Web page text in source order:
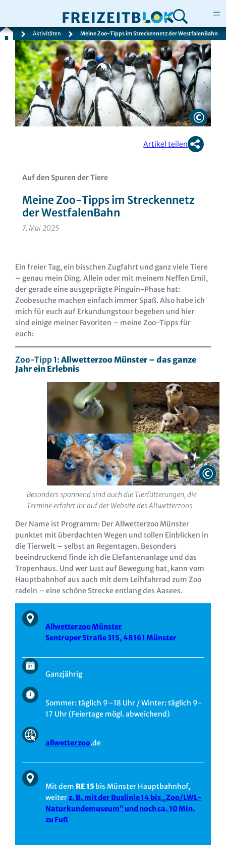
Zum
Inhalt
springen
Aktivitäten Meine Zoo-Tipps im Streckennetz der WestfalenBahn
Auf den Spuren der Tiere
Meine Zoo-Tipps im Streckennetz
der WestfalenBahn
7. Mai 2025
Artikel teilen
Ein freier Tag, ein bisschen Zugfahrt und ganz viele Tiere
– genau mein Ding. Allein oder mit meinem Neffen Emil,
der gerade eine ausgeprägte Pinguin-Phase hat:
Zoobesuche machen einfach immer Spaß. Also habe ich
mich für euch auf Erkundungstour begeben und hier
sind einige meiner Favoriten – meine Zoo-Tipps für
euch:
Zoo-Tipp 1:Allwetterzoo Münster – das ganze
Jahr ein Erlebnis
Besonders spannend sind auch die Tierfütterungen, die
Termine erfahrt ihr auf der Website des Allwetterzoos
Der Name ist Programm: Der Allwetterzoo Münster
punktet mit überdachten Wegen und tollen Einblicken in
die Tierwelt – selbst an Regentagen. Besonders
beeindruckend finde ich die Elefantenanlage und das
Tropenhaus. Und wer Lust auf Bewegung hat, kann vom
Hauptbahnhof aus auch mit dem Leihfahrrad zum Zoo
radeln – eine schöne Strecke entlang des Aasees.
Allwetterzoo Münster
Sentruper Straße 315, 48161 Münster
Ganzjährig
Sommer: täglich 9–18 Uhr / Winter: täglich 9-
17 Uhr (Feiertage mögl. abweichend)
allwetterzoo.de
Mit dem RE 15 bis Münster Hauptbahnhof,
weiterz. B. mit der Buslinie 14 bis „Zoo/LWL-
Naturkundemuseum“ und noch ca. 10 Min.
zu Fuß